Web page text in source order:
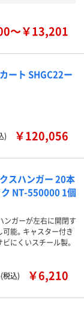
～￥13,201
ート SHGC22ー
) ￥120,056
スハンガー 20本
NT-550000 1個
ンガーが左右に開閉す
能。キャスター付き
にくいスチール製。
税込)
￥6,210